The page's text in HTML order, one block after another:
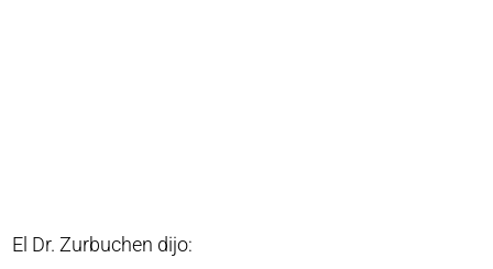
El Dr. Zurbuchen dijo: